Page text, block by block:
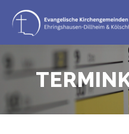
Inhalt
springen
GOTTESDIENST
BERATUNG &